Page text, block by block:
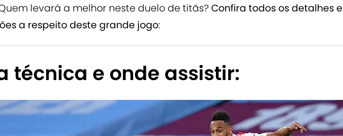
levará a melhor neste duelo de titãs?Confira todos os detalhes e
a respeito deste grande jogo:
técnica e onde assistir: